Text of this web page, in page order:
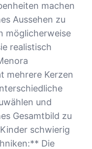
machen
Aussehen zu
möglicherweise
realistisch
mehrere Kerzen
und
Gesamtbild zu
schwierig
Die